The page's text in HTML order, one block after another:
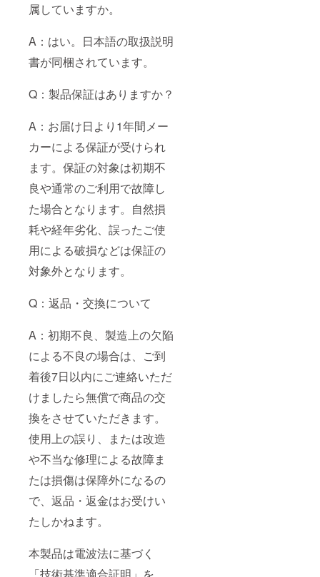
属していますか。
A：はい。日本語の取扱説明
書が同梱されています。
Q：製品保証はありますか？
A：お届け日より1年間メー
カーによる保証が受けられ
ます。保証の対象は初期不
良や通常のご利用で故障し
た場合となります。自然損
耗や経年劣化、誤ったご使
用による破損などは保証の
対象外となります。
Q：返品・交換について
A：初期不良、製造上の欠陥
による不良の場合は、ご到
着後7日以内にご連絡いただ
けましたら無償で商品の交
換をさせていただきます。
使用上の誤り、または改造
や不当な修理による故障ま
たは損傷は保障外になるの
で、返品・返金はお受けい
たしかねます。
本製品は電波法に基づく